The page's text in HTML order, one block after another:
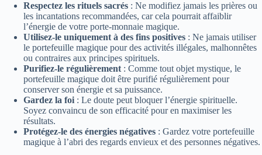
Respectez les rituels sacrés : Ne modifiez jamais les prières ou
les incantations recommandées, car cela pourrait affaiblir
l’énergie de votre porte-monnaie magique.
Utilisez-le uniquement à des fins positives : Ne jamais utiliser
le portefeuille magique pour des activités illégales, malhonnêtes
ou contraires aux principes spirituels.
Purifiez-le régulièrement : Comme tout objet mystique, le
portefeuille magique doit être purifié régulièrement pour
conserver son énergie et sa puissance.
Gardez la foi : Le doute peut bloquer l’énergie spirituelle.
Soyez convaincu de son efficacité pour en maximiser les
résultats.
Protégez-le des énergies négatives : Gardez votre portefeuille
magique à l’abri des regards envieux et des personnes négatives.